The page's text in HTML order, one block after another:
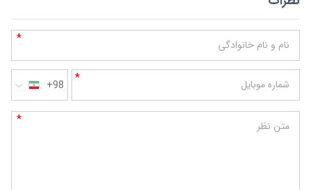
نام و نام خانوادگی *
+98 شماره موبایل *
متن نظر *